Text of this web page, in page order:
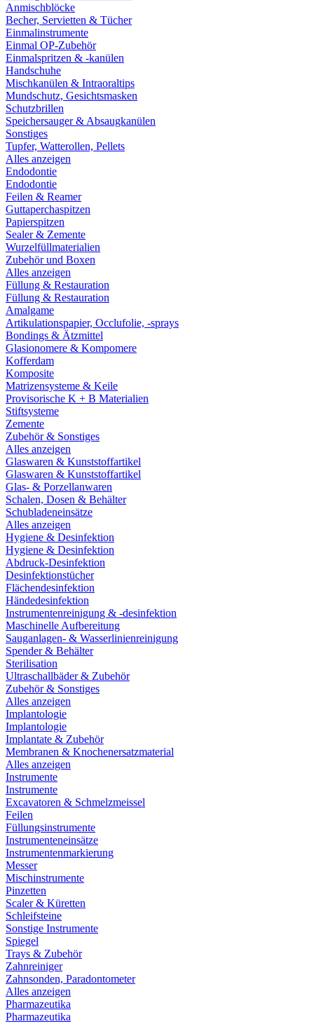
Anmischblöcke
Becher, Servietten & Tücher
Einmalinstrumente
Einmal OP-Zubehör
Einmalspritzen & -kanülen
Handschuhe
Mischkanülen & Intraoraltips
Mundschutz, Gesichtsmasken
Schutzbrillen
Speichersauger & Absaugkanülen
Sonstiges
Tupfer, Watterollen, Pellets
Alles anzeigen
Endodontie
Endodontie
Feilen & Reamer
Guttaperchaspitzen
Papierspitzen
Sealer & Zemente
Wurzelfüllmaterialien
Zubehör und Boxen
Alles anzeigen
Füllung & Restauration
Füllung & Restauration
Amalgame
Artikulationspapier, Occlufolie, -sprays
Bondings & Ätzmittel
Glasionomere & Kompomere
Kofferdam
Komposite
Matrizensysteme & Keile
Provisorische K + B Materialien
Stiftsysteme
Zemente
Zubehör & Sonstiges
Alles anzeigen
Glaswaren & Kunststoffartikel
Glaswaren & Kunststoffartikel
Glas- & Porzellanwaren
Schalen, Dosen & Behälter
Schubladeneinsätze
Alles anzeigen
Hygiene & Desinfektion
Hygiene & Desinfektion
Abdruck-Desinfektion
Desinfektionstücher
Flächendesinfektion
Händedesinfektion
Instrumentenreinigung & -desinfektion
Maschinelle Aufbereitung
Sauganlagen- & Wasserlinienreinigung
Spender & Behälter
Sterilisation
Ultraschallbäder & Zubehör
Zubehör & Sonstiges
Alles anzeigen
Implantologie
Implantologie
Implantate & Zubehör
Membranen & Knochenersatzmaterial
Alles anzeigen
Instrumente
Instrumente
Excavatoren & Schmelzmeissel
Feilen
Füllungsinstrumente
Instrumenteneinsätze
Instrumentenmarkierung
Messer
Mischinstrumente
Pinzetten
Scaler & Küretten
Schleifsteine
Sonstige Instrumente
Spiegel
Trays & Zubehör
Zahnreiniger
Zahnsonden, Paradontometer
Alles anzeigen
Pharmazeutika
Pharmazeutika